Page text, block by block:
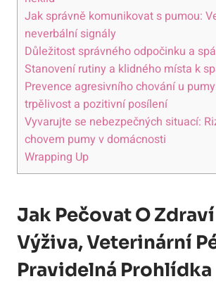
Jak správně komunikovat s pumou:
neverbální signály
Důležitost správného odpočinku a
Stanovení rutiny a klidného místa k
Prevence agresivního chování u
trpělivost a pozitivní posílení
Vyvarujte se nebezpečných situací:
chovem pumy v domácnosti
Wrapping Up
Jak Pečovat O
Výživa, Veterinární
Pravidelná Prohlídka